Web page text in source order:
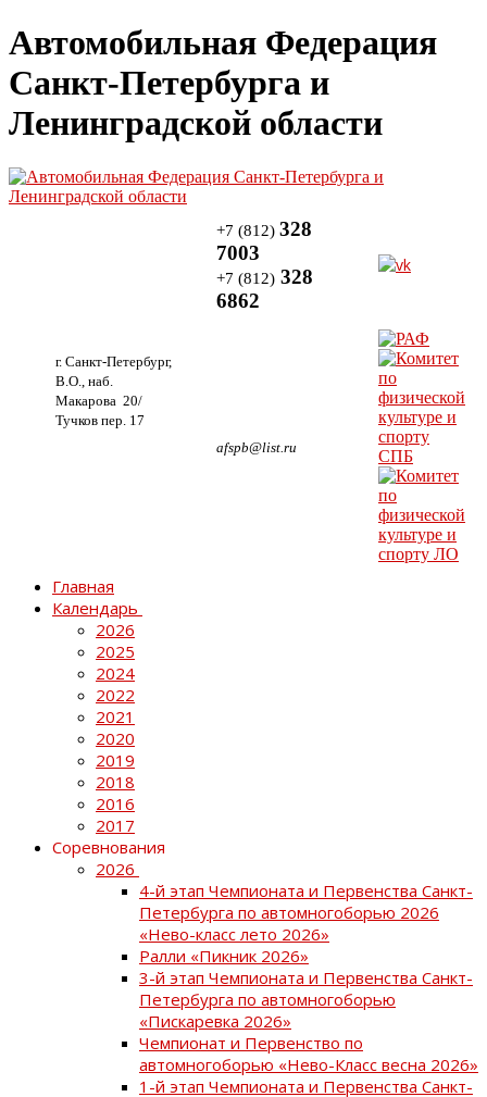
Автомобильная Федерация
Санкт-Петербурга и
Ленинградской области
г. Санкт-Петербург,
В.О., наб.
Макарова 20/
Тучков пер. 17
+7 (812) 328
7003
+7 (812) 328
6862
afspb@list.ru
Главная
Календарь
2026
2025
2024
2022
2021
2020
2019
2018
2016
2017
Соревнования
2026
4-й этап Чемпионата и Первенства Санкт-
Петербурга по автомногоборью 2026
«Нево-класс лето 2026»
Ралли «Пикник 2026»
3-й этап Чемпионата и Первенства Санкт-
Петербурга по автомногоборью
«Пискаревка 2026»
Чемпионат и Первенство по
автомногоборью «Нево-Класс весна 2026»
1-й этап Чемпионата и Первенства Санкт-